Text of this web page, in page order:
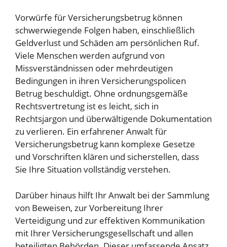
Vorwürfe für Versicherungsbetrug können
schwerwiegende Folgen haben, einschließlich
Geldverlust und Schäden am persönlichen Ruf.
Viele Menschen werden aufgrund von
Missverständnissen oder mehrdeutigen
Bedingungen in ihren Versicherungspolicen
Betrug beschuldigt. Ohne ordnungsgemäße
Rechtsvertretung ist es leicht, sich in
Rechtsjargon und überwältigende Dokumentation
zu verlieren. Ein erfahrener Anwalt für
Versicherungsbetrug kann komplexe Gesetze
und Vorschriften klären und sicherstellen, dass
Sie Ihre Situation vollständig verstehen.
Darüber hinaus hilft Ihr Anwalt bei der Sammlung
von Beweisen, zur Vorbereitung Ihrer
Verteidigung und zur effektiven Kommunikation
mit Ihrer Versicherungsgesellschaft und allen